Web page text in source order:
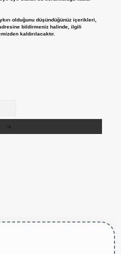
olduğunu düşündüğünüz içerikleri,
bildirmeniz halinde, ilgili
kaldırılacaktır.